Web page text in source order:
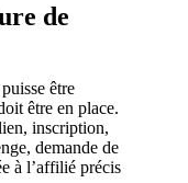
de
être
être en place.
inscription,
demande de
à l’affilié précis